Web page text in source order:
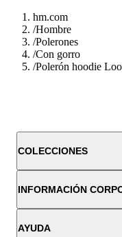
hm.com
/Hombre
/Polerones
/Con gorro
/Polerón hoodie
COLECCIONES
INFORMACIÓN
AYUDA